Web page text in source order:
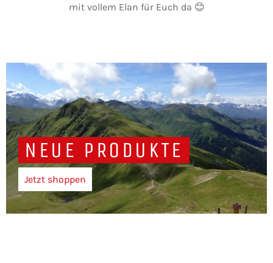
mit vollem Elan für Euch da 😊
NEUE PRODUKTE
Jetzt shoppen